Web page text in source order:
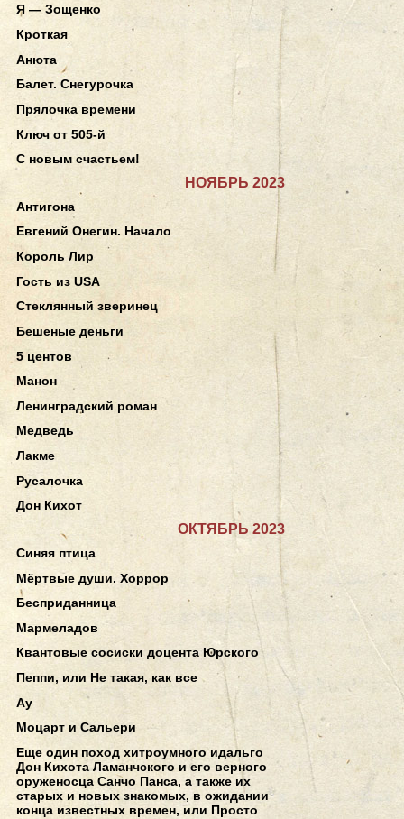
Я — Зощенко
Кроткая
Анюта
Балет. Снегурочка
Прялочка времени
Ключ от 505-й
С новым счастьем!
НОЯБРЬ 2023
Антигона
Евгений Онегин. Начало
Король Лир
Гость из USA
Стеклянный зверинец
Бешеные деньги
5 центов
Манон
Ленинградский роман
Медведь
Лакме
Русалочка
Дон Кихот
ОКТЯБРЬ 2023
Синяя птица
Мёртвые души. Хоррор
Бесприданница
Мармеладов
Квантовые сосиски доцента Юрского
Пеппи, или Не такая, как все
Ау
Моцарт и Сальери
Еще один поход хитроумного идальго
Дон Кихота Ламанчского и его верного
оруженосца Санчо Панса, а также их
старых и новых знакомых, в ожидании
конца известных времен, или Просто